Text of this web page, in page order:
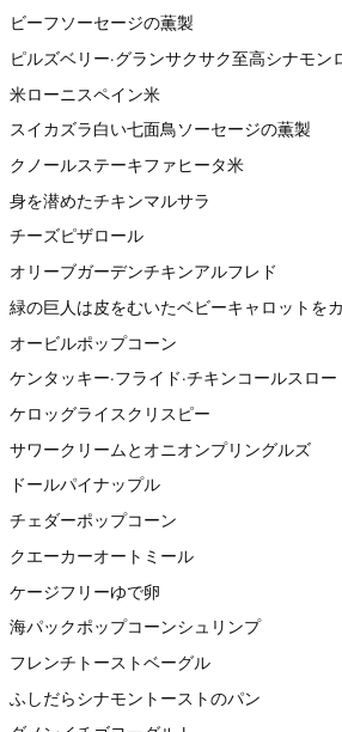
ビーフソーセージの薫製
ピルズベリー·グランサクサク至高シナモン
米ローニスペイン米
スイカズラ白い七面鳥ソーセージの薫製
クノールステーキファヒータ米
身を潜めたチキンマルサラ
チーズピザロール
オリーブガーデンチキンアルフレド
緑の巨人は皮をむいたベビーキャロットを
オービルポップコーン
ケンタッキー·フライド·チキンコールスロー
ケロッグライスクリスピー
サワークリームとオニオンプリングルズ
ドールパイナップル
チェダーポップコーン
クエーカーオートミール
ケージフリーゆで卵
海パックポップコーンシュリンプ
フレンチトーストベーグル
ふしだらシナモントーストのパン